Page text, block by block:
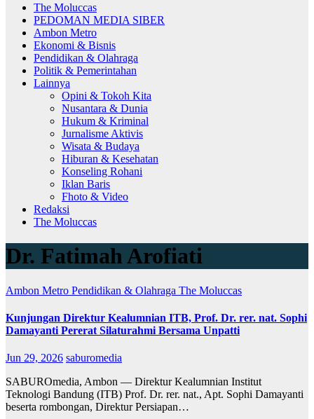
The Moluccas
PEDOMAN MEDIA SIBER
Ambon Metro
Ekonomi & Bisnis
Pendidikan & Olahraga
Politik & Pemerintahan
Lainnya
Opini & Tokoh Kita
Nusantara & Dunia
Hukum & Kriminal
Jurnalisme Aktivis
Wisata & Budaya
Hiburan & Kesehatan
Konseling Rohani
Iklan Baris
Fhoto & Video
Redaksi
The Moluccas
Dr. Fatimah Arofiati
Ambon Metro Pendidikan & Olahraga The Moluccas
Kunjungan Direktur Kealumnian ITB, Prof. Dr. rer. nat. Sophi
Damayanti Pererat Silaturahmi Bersama Unpatti
Jun 29, 2026 saburomedia
SABUROmedia, Ambon — Direktur Kealumnian Institut
Teknologi Bandung (ITB) Prof. Dr. rer. nat., Apt. Sophi Damayanti
beserta rombongan, Direktur Persiapan…